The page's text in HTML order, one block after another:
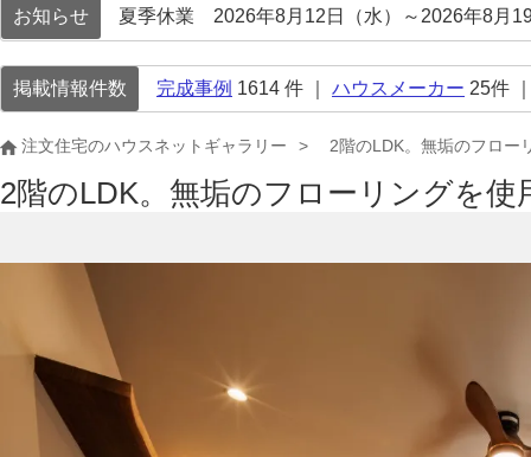
お知らせ 夏季休業 2026年8月12日（水）～2026年8月
掲載情報件数 完成事例 1614 件 ｜ ハウスメーカー 25件
注文住宅のハウスネットギャラリー 2階のLDK。無垢のフロー
2階のLDK。無垢のフローリングを